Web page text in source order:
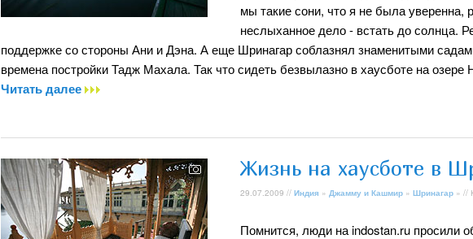
мы такие сони, что я не была
неслыханное дело - встать до солнца.
поддержке со стороны Ани и Дэна. А еще Шринагар соблазнял знаменитыми
времена постройки Тадж Махала. Так что сидеть безвылазно в хаусботе на озере
Читать далее
Жизнь на хаусботе в
29.07.2009 // Индия » Джамму и Кашмир » Шринагар » //
Помнится, люди на indostan.ru просили